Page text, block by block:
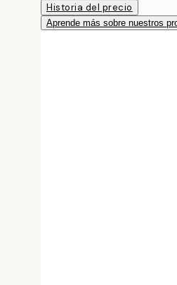
Historia del precio
Aprende más sobre nuestros